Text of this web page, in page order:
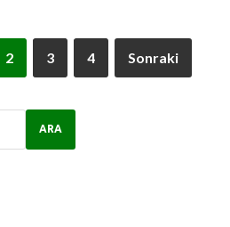
2 3 4 Sonraki
ARA